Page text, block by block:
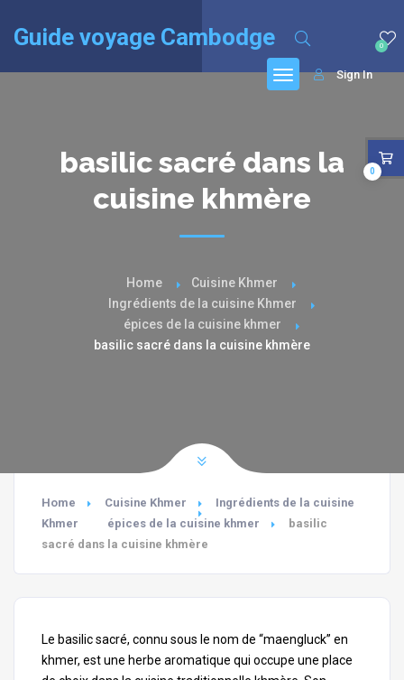
Guide voyage Cambodge 0
Sign In
basilic sacré dans la
cuisine khmère
Home
Cuisine Khmer
Ingrédients de la cuisine Khmer
épices de la cuisine khmer
basilic sacré dans la cuisine khmère
Home Cuisine Khmer
Ingrédients de la cuisine
Khmer
épices de la cuisine khmer
basilic
sacré dans la cuisine khmère
Le basilic sacré, connu sous le nom de “maengluck” en
khmer, est une herbe aromatique qui occupe une place
0